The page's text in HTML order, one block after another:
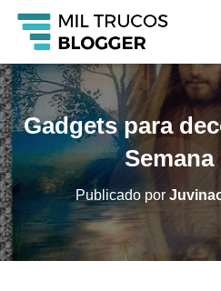
Gadgets para
Semana
Publicado por